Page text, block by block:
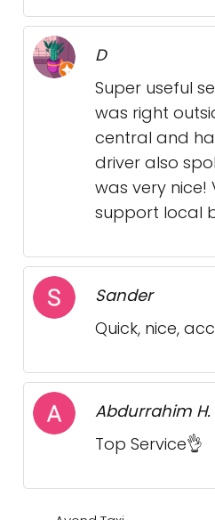
D
Super useful
was right
central and
driver also
was very
support local
Sander
Quick, nice,
Abdurrahim H.
Top Service👌